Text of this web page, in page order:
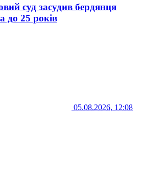
суд засудив бердянця
до 25 років
05.08.2026, 12:08